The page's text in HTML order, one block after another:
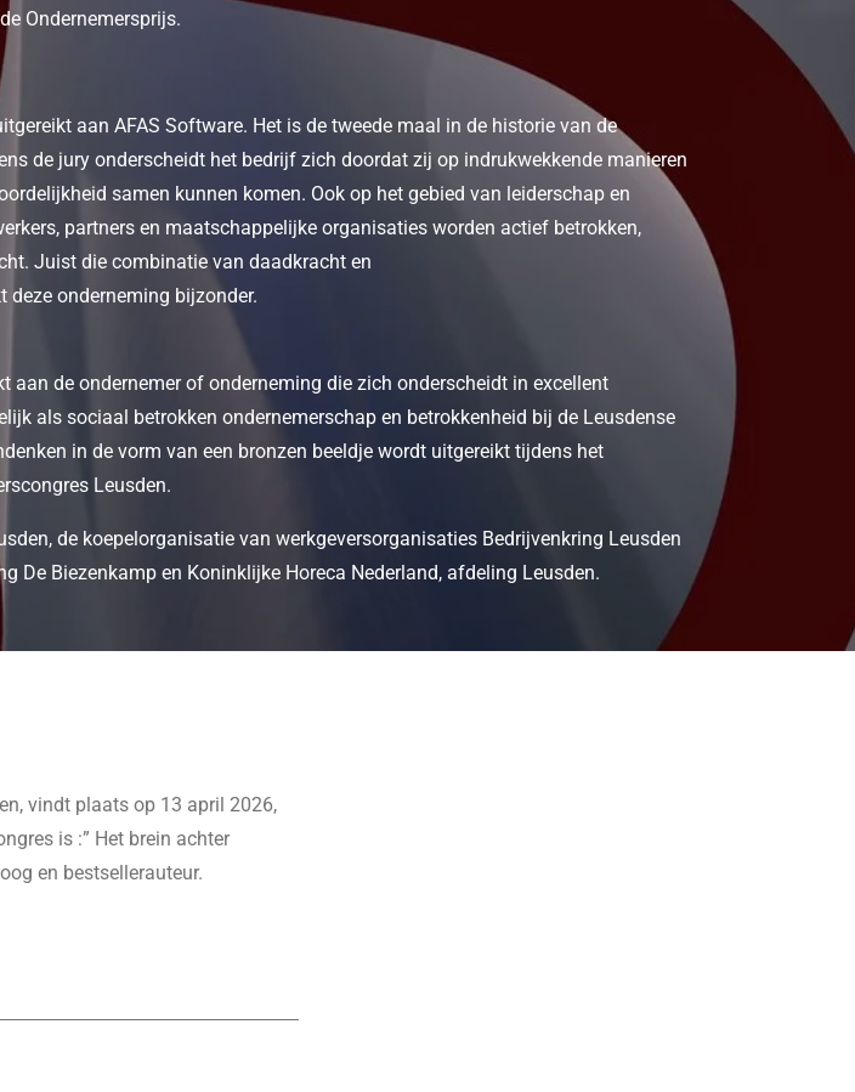
Ondernemersprijs.
aan AFAS Software. Het is de tweede maal in de historie van de
de jury onderscheidt het bedrijf zich doordat zij op indrukwekkende manieren
samen kunnen komen. Ook op het gebied van leiderschap en
partners en maatschappelijke organisaties worden actief betrokken,
Juist die combinatie van daadkracht en
deze onderneming bijzonder.
aan de ondernemer of onderneming die zich onderscheidt in excellent
als sociaal betrokken ondernemerschap en betrokkenheid bij de Leusdense
in de vorm van een bronzen beeldje wordt uitgereikt tijdens het
Leusden.
de koepelorganisatie van werkgeversorganisaties Bedrijvenkring Leusden
De Biezenkamp en Koninklijke Horeca Nederland, afdeling Leusden.
vindt plaats op 13 april 2026,
is :” Het brein achter
en bestsellerauteur.